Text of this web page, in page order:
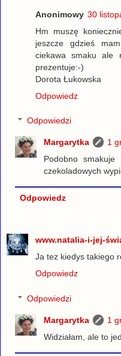
Anonimowy 30
Hm muszę
jeszcze gdzieś
ciekawa smaku ale
prezentuje:-)
Dorota Łukowska
Odpowiedz
Odpowiedzi
Margarytka
1
Podobno smakuje
czekoladowych
Odpowiedz
www.natalia-i-jej-
Ja tez kiedys takiego
Odpowiedz
Odpowiedzi
Margarytka
1
Widziałam, ale to